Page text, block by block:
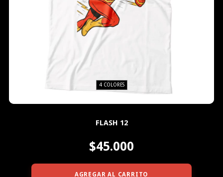
4 COLORES
FLASH 12
$45.000
AGREGAR AL CARRITO